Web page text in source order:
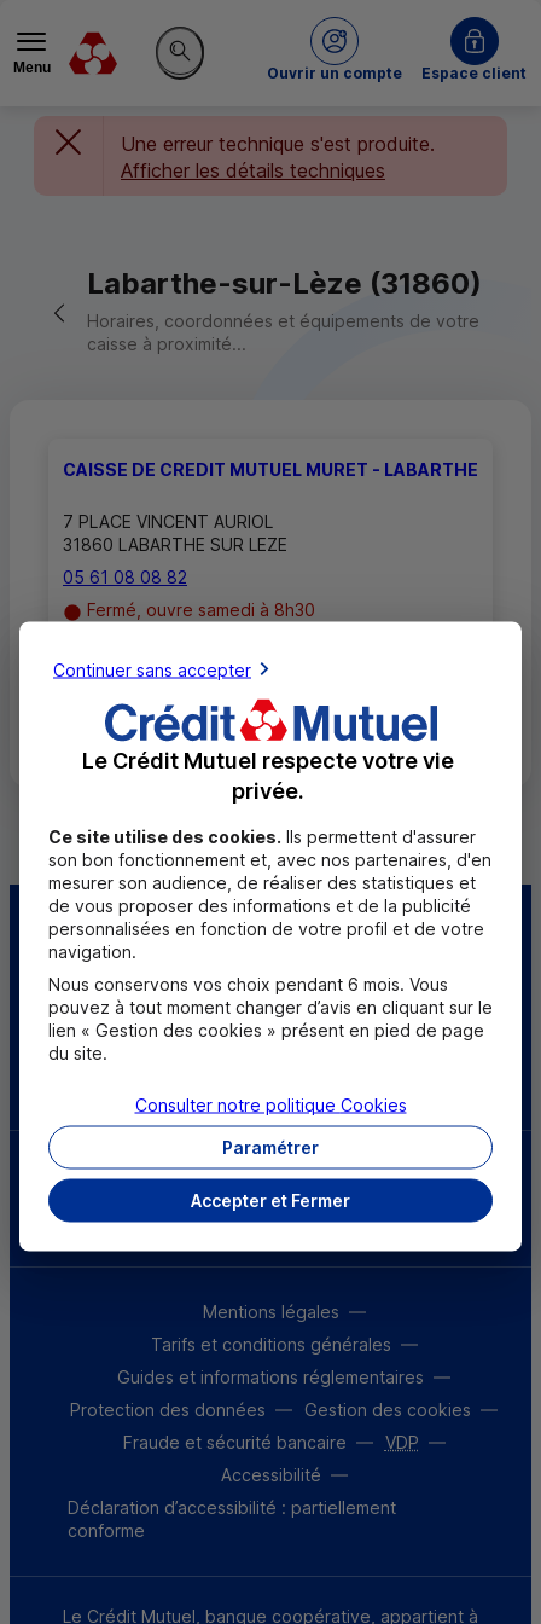
Menu
Rechercher sur le site
Ouvrir un compte
du Crédit MutuelEspace client
Une erreur technique s'est produite.
Afficher les détails techniques
Retour vers la page précédente
Labarthe-sur-Lèze (31860)
Horaires, coordonnées et équipements de votre
caisse à proximité...
CAISSE DE CREDIT MUTUEL MURET - LABARTHE
7 PLACE VINCENT AURIOL
31860 LABARTHE SUR LEZE
05 61 08 08 82
Fermé, ouvre samedi à 8h30
Toutes les localités
Centre d'aide Trouver une caisse
Sourds et
malentendants
Parrainez un proche et profitez ensemble
d’avantages
Découvrir notre offre
Mentions légales
Tarifs et conditions générales
Guides et informations réglementaires
Protection des données
Gestion des cookies
Fraude et sécurité bancaire
VDP
Accessibilité
Déclaration d’accessibilité : partiellement
conforme
Le Crédit Mutuel, banque coopérative, appartient à
Continuer sans accepter
Le Crédit Mutuel respecte votre vie
privée.
Ce site utilise des cookies. Ils permettent d'assurer
son bon fonctionnement et, avec nos partenaires, d'en
mesurer son audience, de réaliser des statistiques et
de vous proposer des informations et de la publicité
personnalisées en fonction de votre profil et de votre
navigation.
Nous conservons vos choix pendant 6 mois. Vous
pouvez à tout moment changer d’avis en cliquant sur le
lien « Gestion des cookies » présent en pied de page
du site.
Accepter et Fermer
Paramétrer
Consulter notre politique Cookies